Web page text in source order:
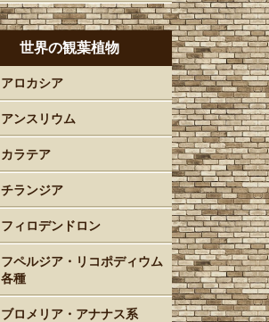
世界の観葉植物
アロカシア
アンスリウム
カラテア
チランジア
フィロデンドロン
フペルジア・リコポディウム
各種
ブロメリア・アナナス系